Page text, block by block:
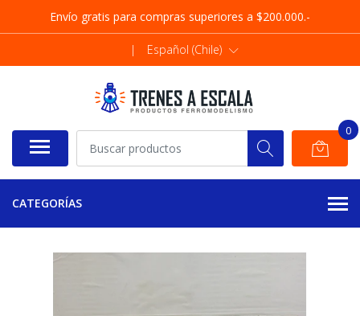
Envío gratis para compras superiores a $200.000.-
| Español (Chile)
0
CATEGORÍAS